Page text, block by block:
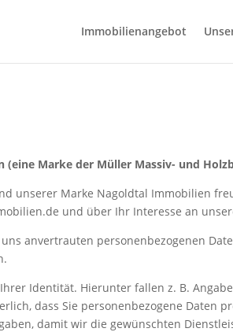
Immobilienangebot
Marke der Müller Massiv- und
unserer Marke Nagoldtal Immobilien
und über Ihr Interesse an
anvertrauten personenbezogenen
Identität. Hierunter fallen z. B.
dass Sie personenbezogene Daten
damit wir die gewünschten